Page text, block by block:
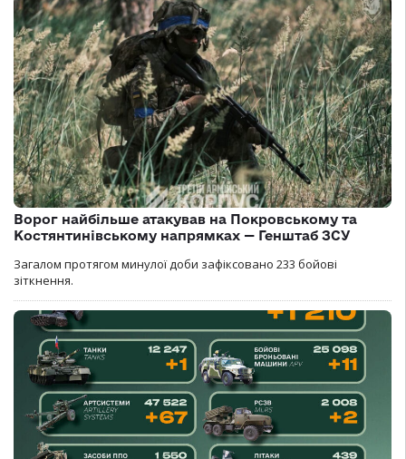
Ворог найбільше атакував на Покровському та
Костянтинівському напрямках — Генштаб ЗСУ
Загалом протягом минулої доби зафіксовано 233 бойові
зіткнення.